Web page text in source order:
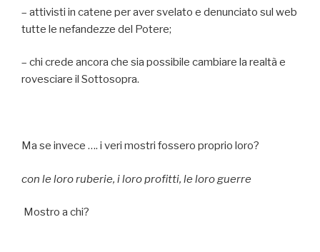
– attivisti in catene per aver svelato e denunciato sul web
tutte le nefandezze del Potere;
– chi crede ancora che sia possibile cambiare la realtà e
rovesciare il Sottosopra.
Ma se invece …. i veri mostri fossero proprio loro?
con le loro ruberie, i loro profitti, le loro guerre
Mostro a chi?